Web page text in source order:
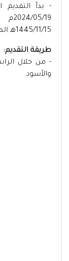
1445/11/15هـ الموافق 2024/05/23م.
طريقة التقديم:
- من خلال
والأسود